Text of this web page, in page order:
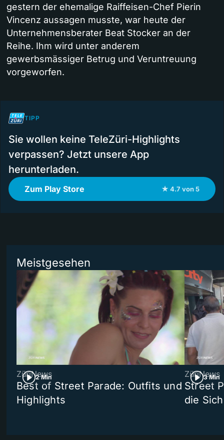
gestern der ehemalige Raiffeisen-Chef Pierin
Vincenz aussagen musste, war heute der
Unternehmensberater Beat Stocker an der
Reihe. Ihm wird unter anderem
gewerbsmässiger Betrug und Veruntreuung
vorgeworfen.
TIPP
Sie wollen keine TeleZüri-Highlights
verpassen? Jetzt unsere App
herunterladen.
Zum Play Store ★ 4.7 von 5
Meistgesehen
2 Min
ZüriNews
Best of Street Parade: Outfits und
Highlights
3 Min
ZüriNews
Street
die